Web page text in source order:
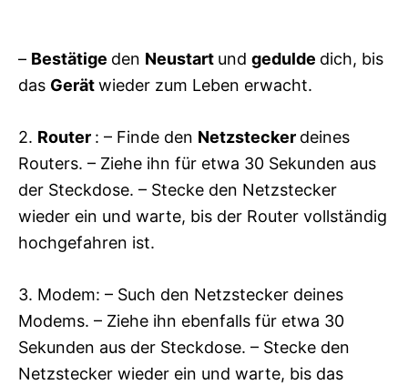
– Bestätige den Neustart und gedulde dich, bis
das Gerätwieder zum Leben erwacht.
2. Router : – Finde den Netzstecker deines
Routers. – Ziehe ihn für etwa 30 Sekunden aus
der Steckdose. – Stecke den Netzstecker
wieder ein und warte, bis der Router vollständig
hochgefahren ist.
3. Modem: – Such den Netzstecker deines
Modems. – Ziehe ihn ebenfalls für etwa 30
Sekunden aus der Steckdose. – Stecke den
Netzstecker wieder ein und warte, bis das